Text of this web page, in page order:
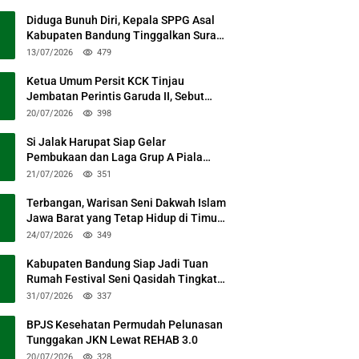
Diduga Bunuh Diri, Kepala SPPG Asal
Kabupaten Bandung Tinggalkan Surat
Permohonan Maaf
13/07/2026 479
Ketua Umum Persit KCK Tinjau
Jembatan Perintis Garuda II, Sebut
Simbol Kebersamaan TNI dan Rakyat
20/07/2026 398
Si Jalak Harupat Siap Gelar
Pembukaan dan Laga Grup A Piala
Presiden 2026 Sabtu Mendatang
21/07/2026 351
Terbangan, Warisan Seni Dakwah Islam
Jawa Barat yang Tetap Hidup di Timur
Kabupaten Bandung
24/07/2026 349
Kabupaten Bandung Siap Jadi Tuan
Rumah Festival Seni Qasidah Tingkat
Nasional
31/07/2026 337
BPJS Kesehatan Permudah Pelunasan
Tunggakan JKN Lewat REHAB 3.0
20/07/2026 328